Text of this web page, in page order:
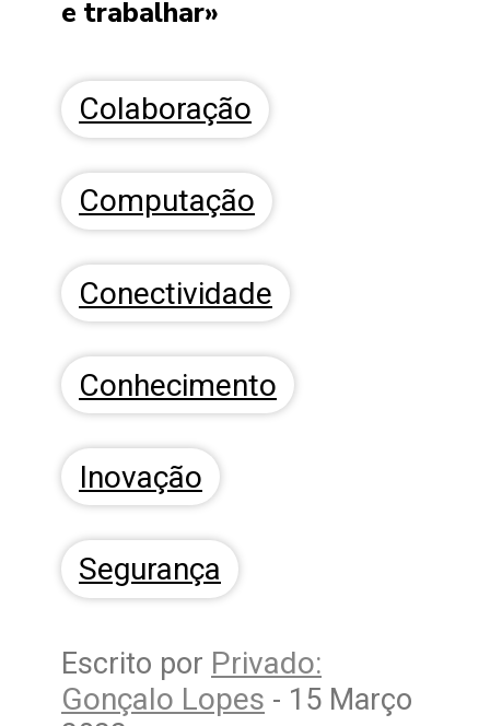
e trabalhar»
Colaboração
Computação
Conectividade
Conhecimento
Inovação
Segurança
Escrito por Privado:
Gonçalo Lopes - 15 Março